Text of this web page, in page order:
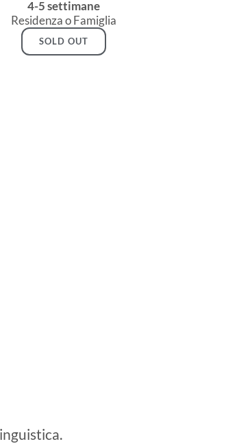
4-5 settimane
Residenza o Famiglia
SOLD OUT